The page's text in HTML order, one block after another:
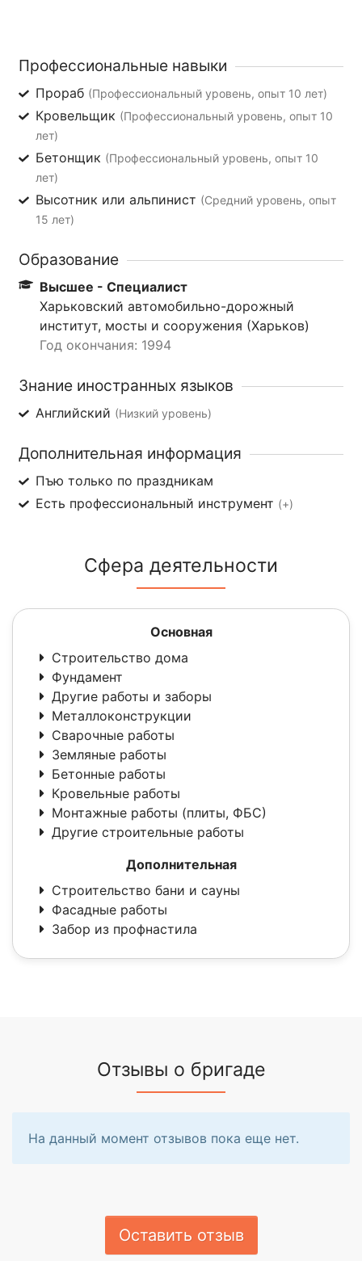
Профессиональные навыки
Прораб (Профессиональный уровень, опыт 10 лет)
Кровельщик (Профессиональный уровень, опыт 10
лет)
Бетонщик (Профессиональный уровень, опыт 10
лет)
Высотник или альпинист (Средний уровень, опыт
15 лет)
Образование
Высшее - Специалист
Харьковский автомобильно-дорожный
институт, мосты и сооружения (Харьков)
Год окончания: 1994
Знание иностранных языков
Английский (Низкий уровень)
Дополнительная информация
Пъю только по праздникам
Есть профессиональный инструмент (+)
Сфера деятельности
Основная
Строительство дома
Фундамент
Другие работы и заборы
Металлоконструкции
Сварочные работы
Земляные работы
Бетонные работы
Кровельные работы
Монтажные работы (плиты, ФБС)
Другие строительные работы
Дополнительная
Строительство бани и сауны
Фасадные работы
Забор из профнастила
Отзывы о бригаде
На данный момент отзывов пока еще нет.
Оставить отзыв